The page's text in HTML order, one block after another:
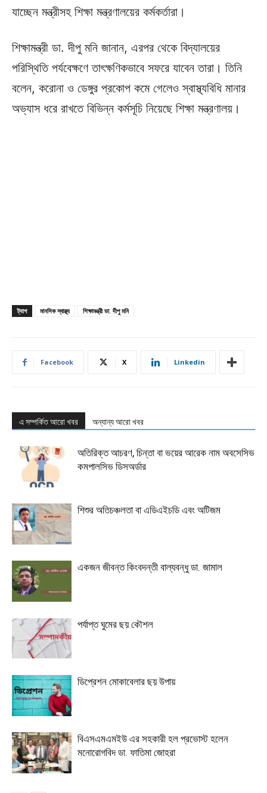
যাচ্ছেন মন্ত্রীসহ শিক্ষা মন্ত্রণালয়ের কর্মকর্তারা।
শিক্ষামন্ত্রী ডা. দীপু মনি জানান, এরপর থেকে বিদ্যালয়ের
পরিস্থিতি পর্যবেক্ষণে তাৎক্ষণিকভাবে সফরে যাবেন তারা। তিনি
বলেন, করোনা ও ডেঙ্গুর প্রকোপ কমে গেলেও স্বাস্থ্যবিধি মানার
অভ্যাস ধরে রাখতে বিভিন্ন কর্মসূচি নিয়েছে শিক্ষা মন্ত্রণালয়।
ট্যাগ মানসিক স্বাস্থ্য শিক্ষামন্ত্রী ডা. দীপু মনি
Facebook X Linkedin
এ সম্পর্কিত আরো খবর অন্যান্য আরো খবর
অতিরিক্ত আচরণ, চিন্তা বা ভয়ের আরেক নাম অবসেসিভ
কমপালসিভ ডিসঅর্ডার
শিশুর অতিচঞ্চলতা বা এডিএইচডি এবং অটিজম
একজন জীবন্ত কিংবদন্তী বাল্যবন্ধু ডা. জামাল
পর্যাপ্ত ঘুমের ছয় কৌশল
ডিপ্রেশন মোকাবেলার ছয় উপায়
বিএসএমএমইউ এর সহকারী হল প্রভোস্ট হলেন
মনোরোগবিদ ডা. ফাতিমা জোহরা